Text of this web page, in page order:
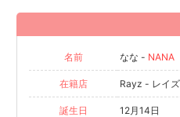
名前 なな - NANA
在籍店 Rayz - レイズ
誕生日 12月14日